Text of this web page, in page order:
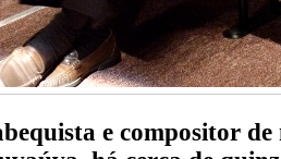
e compositor de